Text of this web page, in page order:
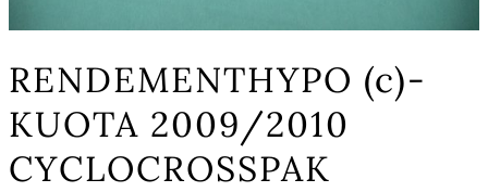
RENDEMENTHYPO (c)-
KUOTA 2009/2010
CYCLOCROSSPAK